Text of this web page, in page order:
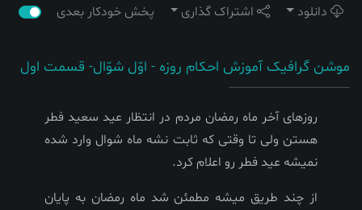
دانلود اشتراک گذاری پخش خودکار بعدی
موشن گرافیک آموزش احکام روزه - اوّل شوّال- قسمت اول
روزهای آخر ماه رمضان مردم در انتظار عید سعید فطر
هستن ولی تا وقتی که ثابت نشه ماه شوال وارد شده
نمیشه عید فطر رو اعلام کرد.
از چند طریق میشه مطمئن شد ماه رمضان به پایان